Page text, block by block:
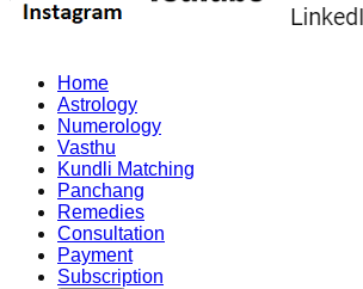
Home
Astrology
Numerology
Vasthu
Kundli Matching
Panchang
Remedies
Consultation
Payment
Subscription